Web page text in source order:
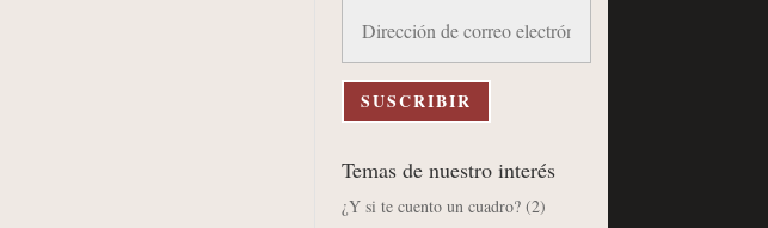
correo
electrónico
SUSCRIBIR
Temas de nuestro interés
¿Y si te cuento un cuadro? (2)